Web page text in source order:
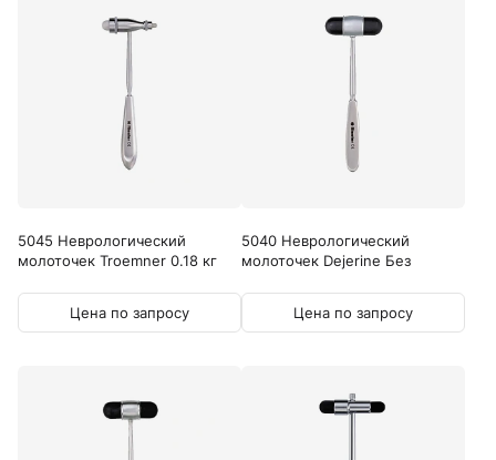
5045 Неврологический
молоточек Troemner 0.18 кг
Цена по запросу
5040 Неврологический
молоточек Dejerine Без
Цена по запросу